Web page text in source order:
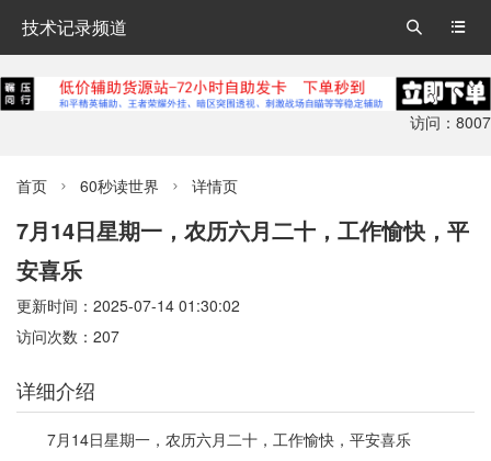
技术记录频道 

访问：8007
首页  60秒读世界  详情页
7月14日星期一，农历六月二十，工作愉快，平
安喜乐
更新时间：2025-07-14 01:30:02
访问次数：207
详细介绍
7月14日星期一，农历六月二十，工作愉快，平安喜乐